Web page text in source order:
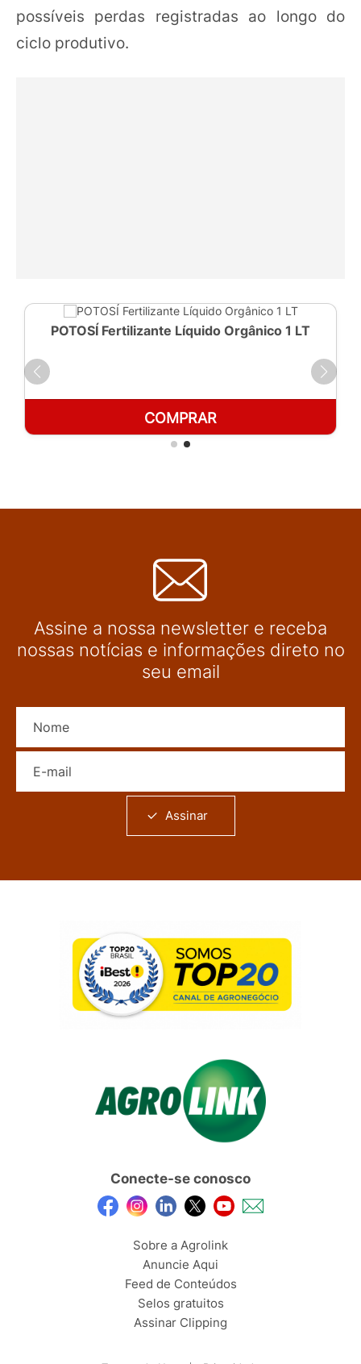
possíveis perdas registradas ao longo do
ciclo produtivo.
POTOSÍ Fertilizante Líquido Orgânico 1 LT
COMPRAR
Assine a nossa newsletter e receba
nossas notícias e informações direto no
seu email
Assinar
Conecte-se conosco
Sobre a Agrolink
Anuncie Aqui
Feed de Conteúdos
Selos gratuitos
Assinar Clipping